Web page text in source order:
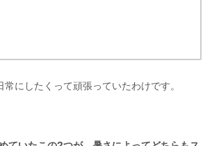
にしたくって頑張っていたわけです。